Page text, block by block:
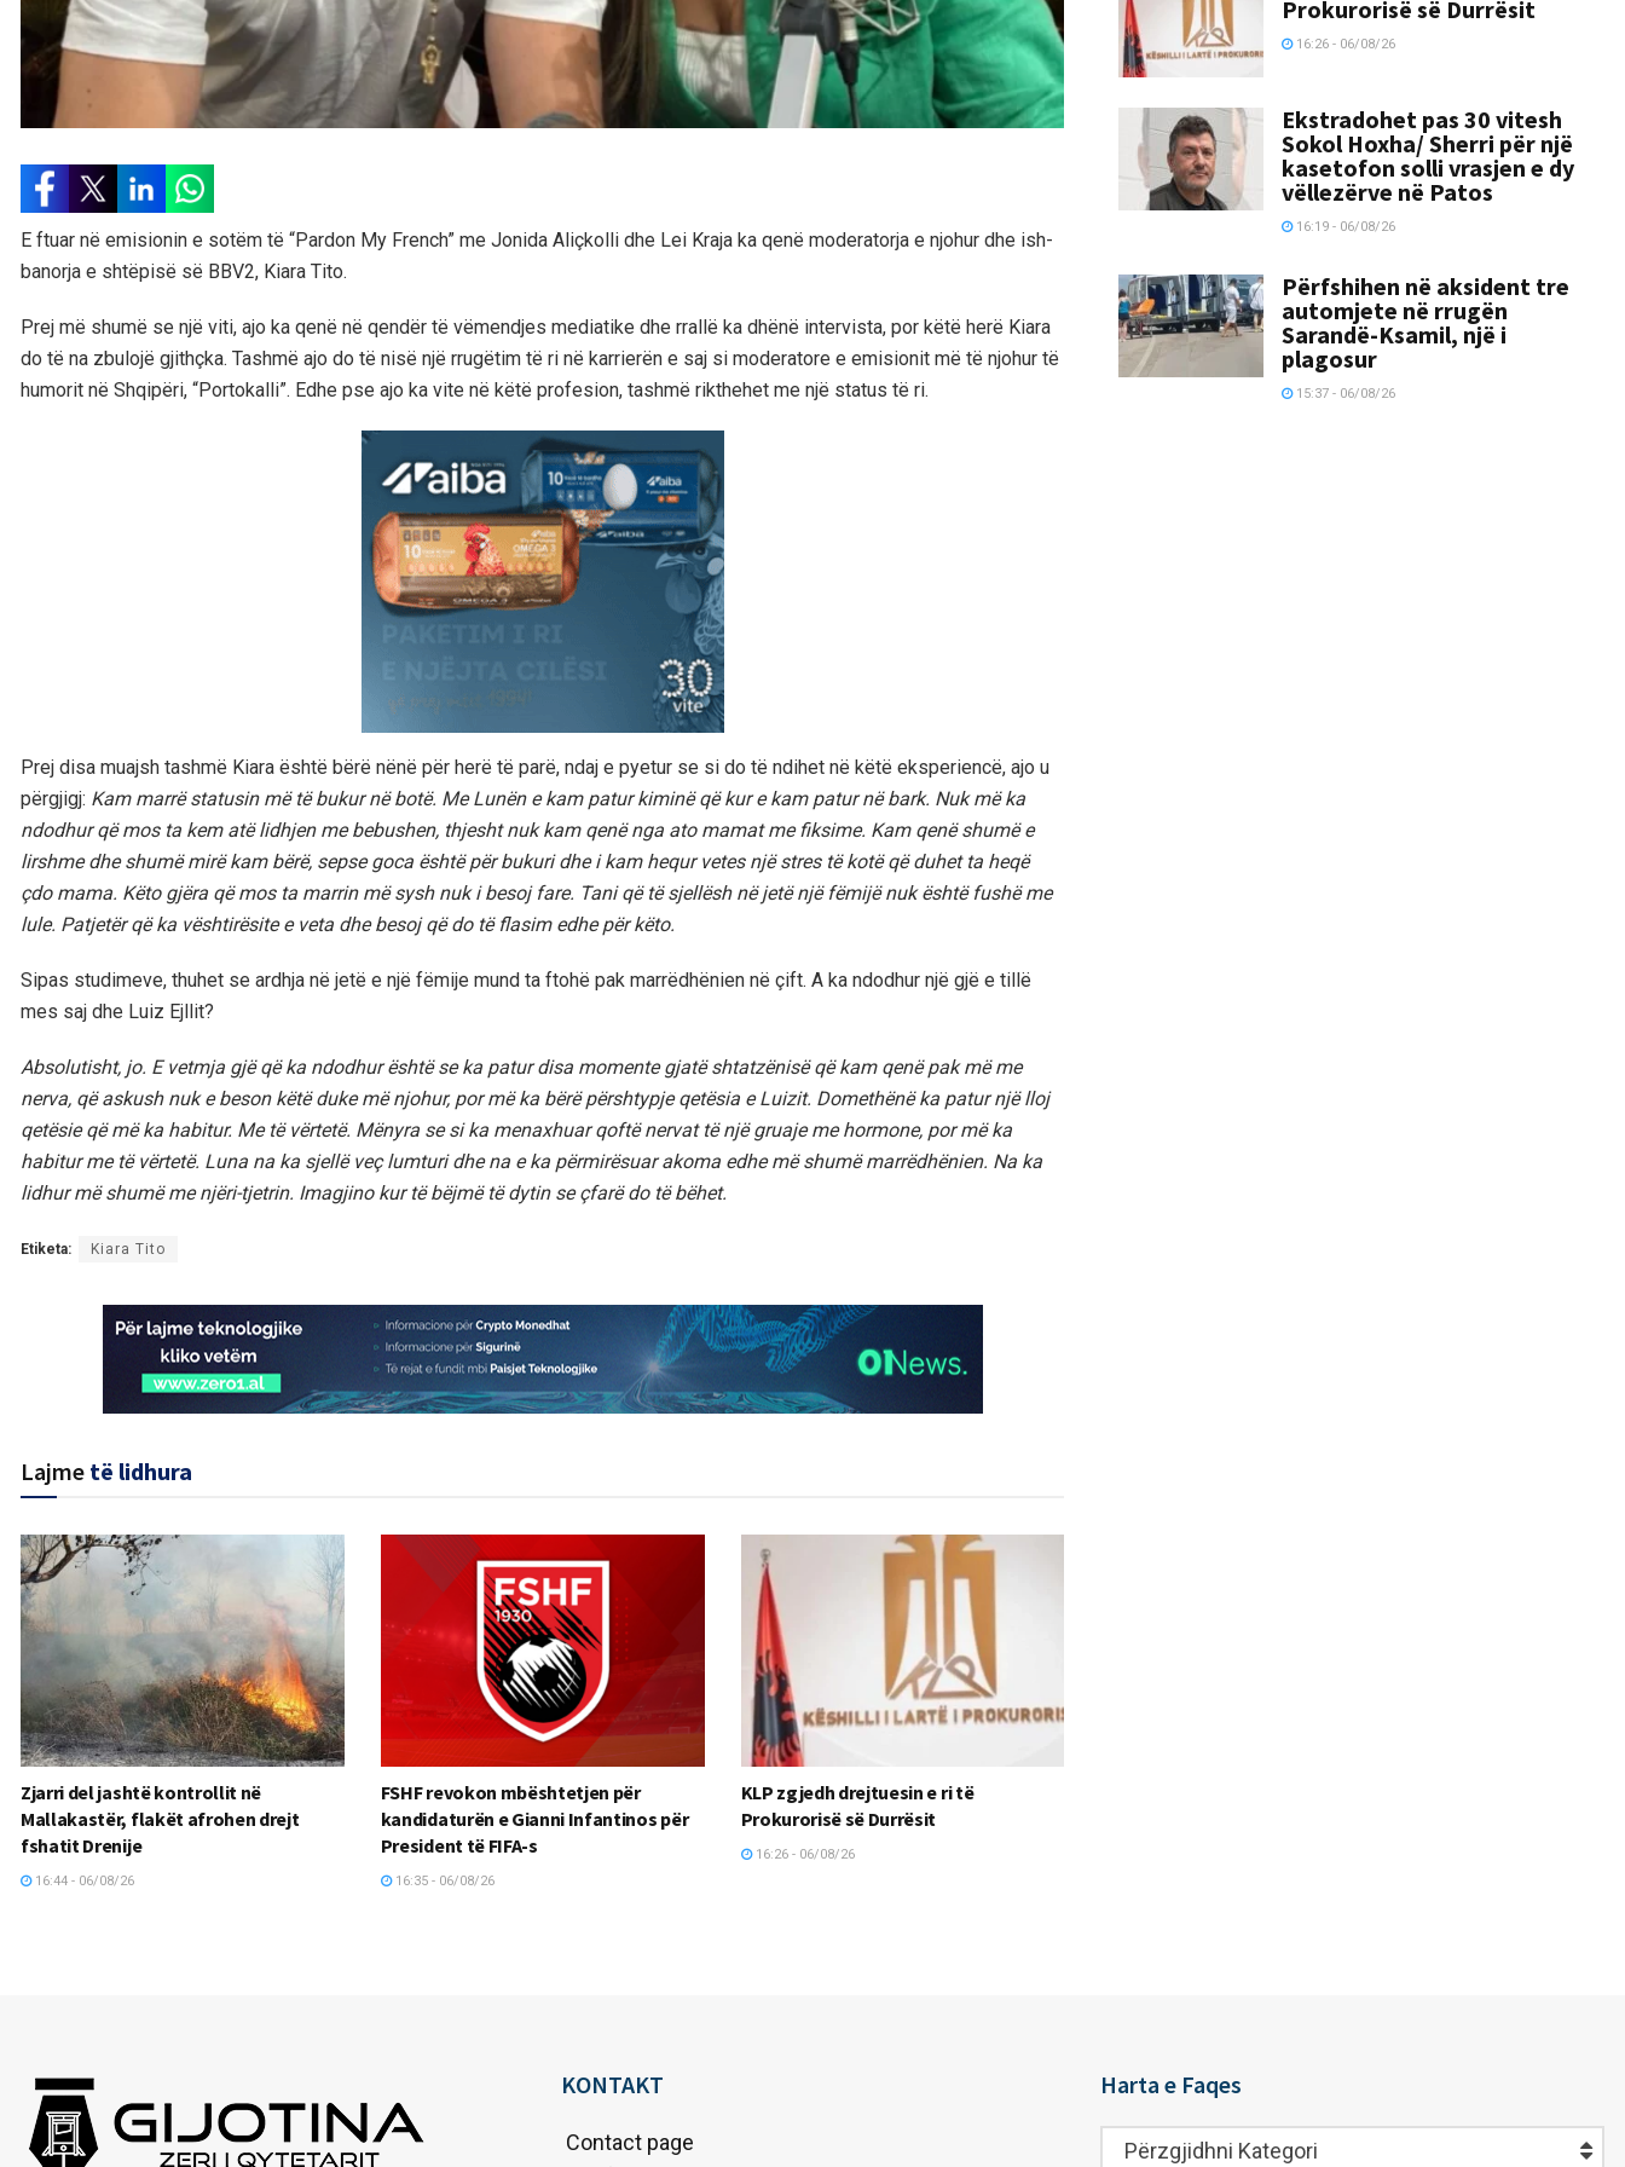
E ftuar në emisionin e sotëm të “Pardon My French” me Jonida Aliçkolli dhe Lei Kraja ka qenë moderatorja e njohur dhe ish-
banorja e shtëpisë së BBV2, Kiara Tito.
Prej më shumë se një viti, ajo ka qenë në qendër të vëmendjes mediatike dhe rrallë ka dhënë intervista, por këtë herë Kiara
do të na zbulojë gjithçka. Tashmë ajo do të nisë një rrugëtim të ri në karrierën e saj si moderatore e emisionit më të njohur të
humorit në Shqipëri, “Portokalli”. Edhe pse ajo ka vite në këtë profesion, tashmë rikthehet me një status të ri.
Prej disa muajsh tashmë Kiara është bërë nënë për herë të parë, ndaj e pyetur se si do të ndihet në këtë eksperiencë, ajo u
përgjigj: Kam marrë statusin më të bukur në botë. Me Lunën e kam patur kiminë që kur e kam patur në bark. Nuk më ka
ndodhur që mos ta kem atë lidhjen me bebushen, thjesht nuk kam qenë nga ato mamat me fiksime. Kam qenë shumë e
lirshme dhe shumë mirë kam bërë, sepse goca është për bukuri dhe i kam hequr vetes një stres të kotë që duhet ta heqë
çdo mama. Këto gjëra që mos ta marrin më sysh nuk i besoj fare. Tani që të sjellësh në jetë një fëmijë nuk është fushë me
lule. Patjetër që ka vështirësite e veta dhe besoj që do të flasim edhe për këto.
Sipas studimeve, thuhet se ardhja në jetë e një fëmije mund ta ftohë pak marrëdhënien në çift. A ka ndodhur një gjë e tillë
mes saj dhe Luiz Ejllit?
Absolutisht, jo. E vetmja gjë që ka ndodhur është se ka patur disa momente gjatë shtatzënisë që kam qenë pak më me
nerva, që askush nuk e beson këtë duke më njohur, por më ka bërë përshtypje qetësia e Luizit. Domethënë ka patur një lloj
qetësie që më ka habitur. Me të vërtetë. Mënyra se si ka menaxhuar qoftë nervat të një gruaje me hormone, por më ka
habitur me të vërtetë. Luna na ka sjellë veç lumturi dhe na e ka përmirësuar akoma edhe më shumë marrëdhënien. Na ka
lidhur më shumë me njëri-tjetrin. Imagjino kur të bëjmë të dytin se çfarë do të bëhet.
Etiketa: Kiara Tito
Lajme të lidhura
Zjarri del jashtë kontrollit në
Mallakastër, flakët afrohen drejt
fshatit Drenije
16:44 - 06/08/26
FSHF revokon mbështetjen për
kandidaturën e Gianni Infantinos për
President të FIFA-s
16:35 - 06/08/26
KLP zgjedh drejtuesin e ri të
Prokurorisë së Durrësit
16:26 - 06/08/26
Prokurorisë së Durrësit
16:26 - 06/08/26
Ekstradohet pas 30 vitesh
Sokol Hoxha/ Sherri për një
kasetofon solli vrasjen e dy
vëllezërve në Patos
16:19 - 06/08/26
Përfshihen në aksident tre
automjete në rrugën
Sarandë-Ksamil, një i
plagosur
15:37 - 06/08/26
KONTAKT
Contact page
Harta e Faqes
Harta
Përzgjidhni Kategori